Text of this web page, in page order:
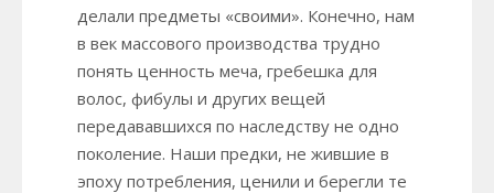
делали предметы «своими». Конечно, нам
в век массового производства трудно
понять ценность меча, гребешка для
волос, фибулы и других вещей
передававшихся по наследству не одно
поколение. Наши предки, не жившие в
эпоху потребления, ценили и берегли те